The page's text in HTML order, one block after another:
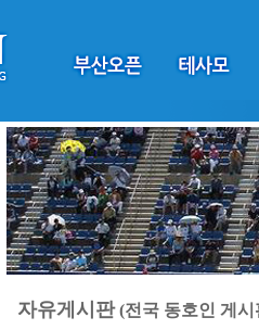
자유게시판(전국 동호인 게시